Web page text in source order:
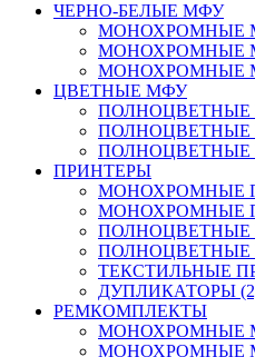
ЧЕРНО-БЕЛЫЕ МФУ
МОНОХРОМНЫЕ
МОНОХРОМНЫЕ
МОНОХРОМНЫЕ
ЦВЕТНЫЕ МФУ
ПОЛНОЦВЕТНЫЕ
ПОЛНОЦВЕТНЫЕ
ПОЛНОЦВЕТНЫЕ
ПРИНТЕРЫ
МОНОХРОМНЫЕ
МОНОХРОМНЫЕ
ПОЛНОЦВЕТНЫЕ
ПОЛНОЦВЕТНЫЕ
ТЕКСТИЛЬНЫЕ
ДУПЛИКАТОРЫ
РЕМКОМПЛЕКТЫ
МОНОХРОМНЫЕ
МОНОХРОМНЫЕ